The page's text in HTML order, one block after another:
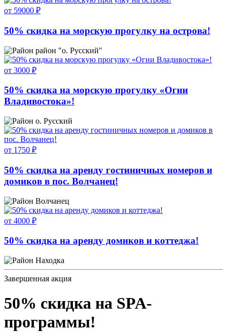
от 59000 ₽
50% скидка на морскую прогулку на острова!
район "о. Русский"
от 3000 ₽
50% скидка на морскую прогулку «Огни
Владивостока»!
о. Русский
от 1750 ₽
50% скидка на аренду гостиничных номеров и
домиков в пос. Волчанец!
Волчанец
от 4000 ₽
50% скидка на аренду домиков и коттеджа!
Находка
Завершенная акция
50% скидка на SPA-
программы!